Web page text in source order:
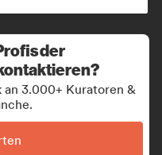
der
an 3.000+ Kuratoren &